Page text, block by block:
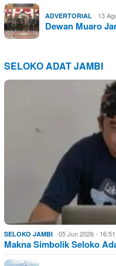
ADVERTORIAL 13
Dewan Muaro
SELOKO ADAT JAMBI
SELOKO JAMBI 05 Jun 2026 -
Makna Simbolik Seloko